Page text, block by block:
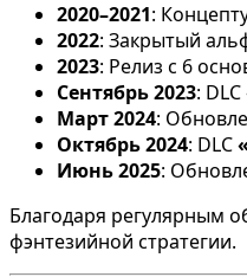
2020–2021:
2022: Закрытый
2023: Релиз с 6
Сентябрь 2023: DLC
Март 2024:
Октябрь 2024: DLC
Июнь 2025:
Благодаря регулярным
фэнтезийной стратегии.